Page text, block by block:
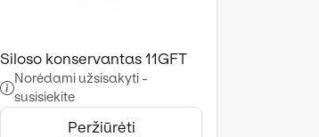
Siloso konservantas 11GFT
Norėdami užsisakyti -
susisiekite
Peržiūrėti